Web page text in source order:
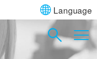
Language